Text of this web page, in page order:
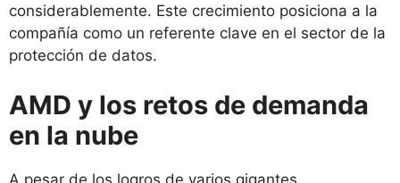
considerablemente. Este crecimiento posiciona a la
compañía como un referente clave en el sector de la
protección de datos.
AMD y los retos de demanda
en la nube
A pesar de los logros de varios gigantes